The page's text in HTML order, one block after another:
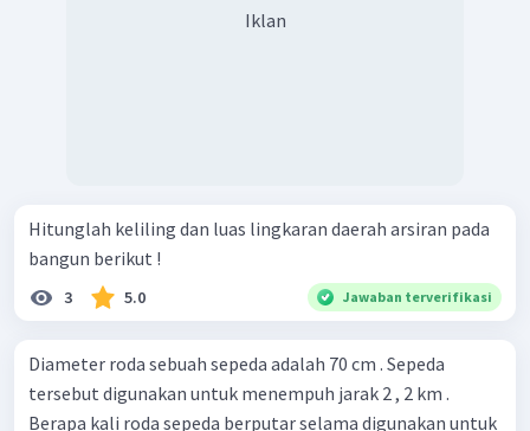
Iklan
Hitunglah keliling dan luas lingkaran daerah arsiran pada
bangun berikut !
3 5.0 Jawaban terverifikasi
Diameter roda sebuah sepeda adalah 70 cm . Sepeda
tersebut digunakan untuk menempuh jarak 2 , 2 km .
Berapa kali roda sepeda berputar selama digunakan untuk